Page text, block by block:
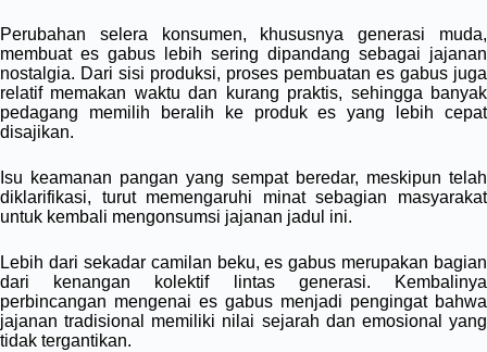
Perubahan selera konsumen, khususnya generasi muda,
membuat es gabus lebih sering dipandang sebagai jajanan
nostalgia. Dari sisi produksi, proses pembuatan es gabus juga
relatif memakan waktu dan kurang praktis, sehingga banyak
pedagang memilih beralih ke produk es yang lebih cepat
disajikan.
Isu keamanan pangan yang sempat beredar, meskipun telah
diklarifikasi, turut memengaruhi minat sebagian masyarakat
untuk kembali mengonsumsi jajanan jadul ini.
Lebih dari sekadar camilan beku, es gabus merupakan bagian
dari kenangan kolektif lintas generasi. Kembalinya
perbincangan mengenai es gabus menjadi pengingat bahwa
jajanan tradisional memiliki nilai sejarah dan emosional yang
tidak tergantikan.